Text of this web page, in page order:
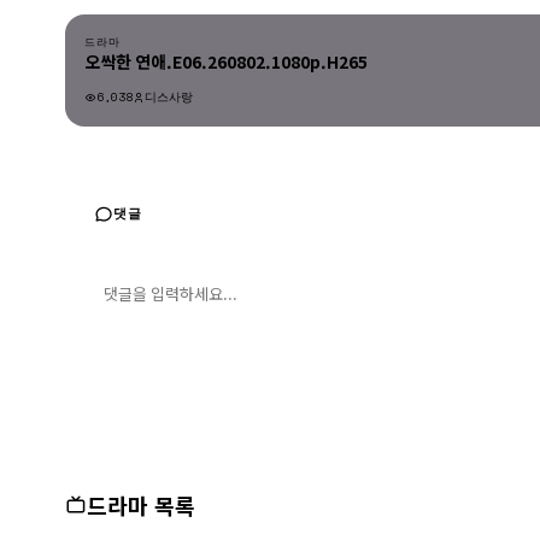
드라마
오싹한 연애.E06.260802.1080p.H265
6,038 디스사랑
드라마
댓글
드라마 목록